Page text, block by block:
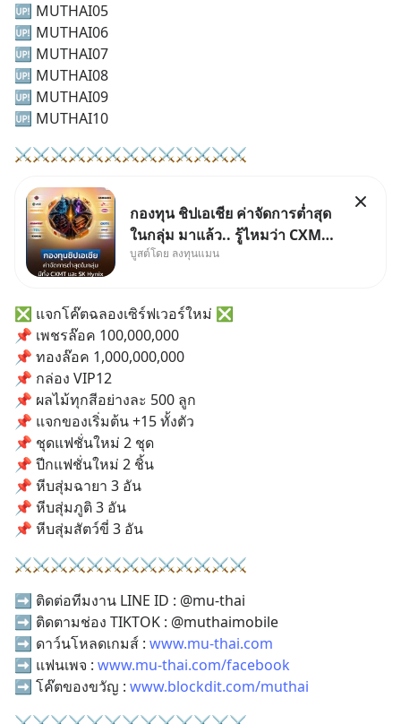
🆙 MUTHAI05
🆙 MUTHAI06
🆙 MUTHAI07
🆙 MUTHAI08
🆙 MUTHAI09
🆙 MUTHAI10
⚔️⚔️⚔️⚔️⚔️⚔️⚔️⚔️⚔️⚔️⚔️⚔️⚔️
กองทุน ชิปเอเชีย ค่าจัดการต่ำสุด
ในกลุ่ม มาแล้ว.. รู้ไหมว่า CXMT
อยู่ดี ๆ ขึ้นมาเป็นบริษัทอันดับ 1 ใน
ในไต้หวันมานานแล้ว
บูสต์โดย ลงทุนแมน
❎ แจกโค๊ตฉลองเซิร์ฟเวอร์ใหม่ ❎
📌 เพชรล๊อค 100,000,000
📌 ทองล๊อค 1,000,000,000
📌 กล่อง VIP12
📌 ผลไม้ทุกสีอย่างละ 500 ลูก
📌 แจกของเริ่มต้น +15 ทั้งตัว
📌 ชุดแฟชั่นใหม่ 2 ชุด
📌 ปีกแฟชั่นใหม่ 2 ชิ้น
📌 หีบสุ่มฉายา 3 อัน
📌 หีบสุ่มภูติ 3 อัน
📌 หีบสุ่มสัตว์ขี่ 3 อัน
⚔️⚔️⚔️⚔️⚔️⚔️⚔️⚔️⚔️⚔️⚔️⚔️⚔️
➡️ ติดต่อทีมงาน LINE ID : @mu-thai
➡️ ติดตามช่อง TIKTOK : @muthaimobile
➡️ ดาว์นโหลดเกมส์ : www.mu-thai.com
➡️ แฟนเพจ : www.mu-thai.com/facebook
➡️ โค๊ตของขวัญ : www.blockdit.com/muthai